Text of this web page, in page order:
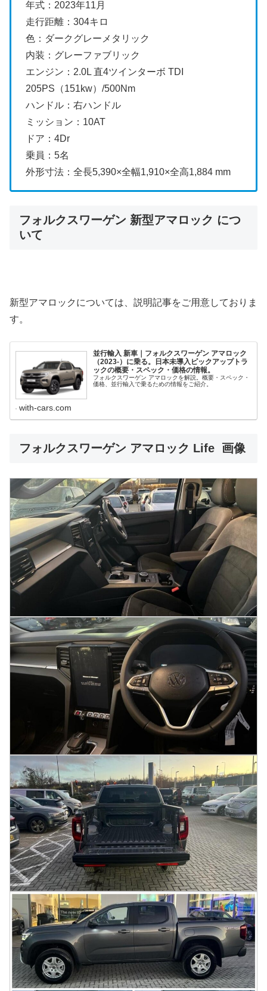
年式：2023年11月
走行距離：304キロ
色：ダークグレーメタリック
内装：グレーファブリック
エンジン：2.0L 直4ツインターボ TDI
205PS（151kw）/500Nm
ハンドル：右ハンドル
ミッション：10AT
ドア：4Dr
乗員：5名
外形寸法：全長5,390×全幅1,910×全高1,884 mm
フォルクスワーゲン 新型アマロック につ
いて
新型アマロックについては、説明記事をご用意しておりま
す。
並行輸入 新車｜フォルクスワーゲン アマロック
（2023-）に乗る。日本未導入ピックアップトラ
ックの概要・スペック・価格の情報。
フォルクスワーゲン アマロックを解説。概要・スペック・
価格、並行輸入で乗るための情報をご紹介。
with-cars.com
フォルクスワーゲン アマロック Life 画像